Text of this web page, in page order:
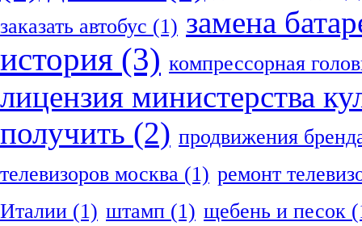
заказать автобус (1) замена
история (3) компрессорная
лицензия министерства
получить (2) продвижения
телевизоров москва (1) ремонт
Италии (1) штамп (1) щебень и песок